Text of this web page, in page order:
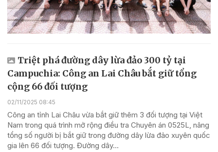
Triệt phá đường dây lừa đảo 300 tỷ tại
Campuchia: Công an Lai Châu bắt giữ tổng
cộng 66 đối tượng
02/11/2025 08:45
Công an tỉnh Lai Châu vừa bắt giữ thêm 3 đối tượng tại Việt
Nam trong quá trình mở rộng điều tra Chuyên án 0525L, nâng
tổng số người bị bắt giữ trong đường dây lừa đảo xuyên quốc
gia lên 66 đối tượng. Đường dây...